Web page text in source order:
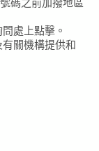
碼之前加撥地區
處上點擊。
關機構提供和